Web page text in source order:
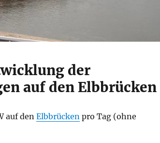
der
auf den Elbbrücken
auf den Elbbrücken pro Tag (ohne